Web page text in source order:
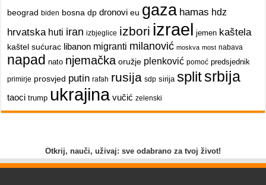
beograd biden bosna dp dronovi eu gaza hamas hdz
hrvatska huti iran izbjeglice izbori izrael jemen kaštela
kaštel sućurac libanon migranti milanović moskva most nabava
napad nato njemačka oružje plenković pomoć predsjednik
primirje prosvjed putin rafah rusija sdp sirija splitsrbija
taoci trump ukrajina vučić zelenski
Otkrij, nauči, uživaj: sve odabrano za tvoj život!